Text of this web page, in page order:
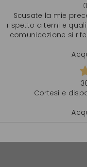
Scusate la mie
rispetto a temi e
comunicazione si
Cortesi e